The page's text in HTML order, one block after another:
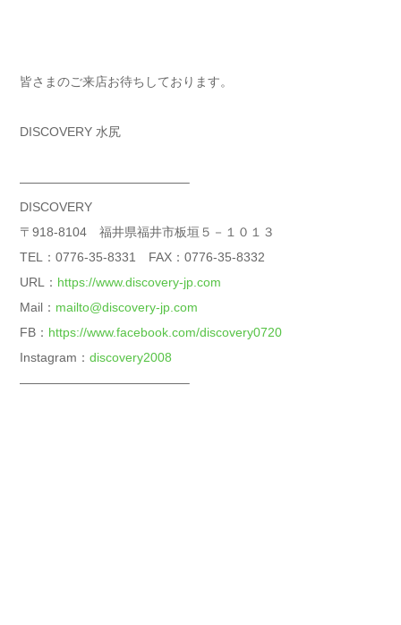
皆さまのご来店お待ちしております。
DISCOVERY 水尻
—————————————–
DISCOVERY
〒918-8104 福井県福井市板垣５－１０１３
TEL：0776-35-8331 FAX：0776-35-8332
URL： https://www.discovery-jp.com
Mail： mailto@discovery-jp.com
FB： https://www.facebook.com/discovery0720
Instagram： discovery2008
—————————————–